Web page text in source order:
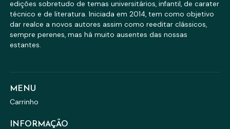
edições sobretudo de temas universitários, infantil, de carater
técnico e de literatura. Iniciada em 2014, tem como objetivo
dar realce a novos autores assim como reeditar clássicos,
sempre perenes, mas há muito ausentes das nossas
estantes.
MENU
Carrinho
INFORMAÇÃO